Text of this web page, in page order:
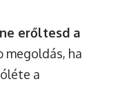
ne erőltesd a
megoldás, ha
a